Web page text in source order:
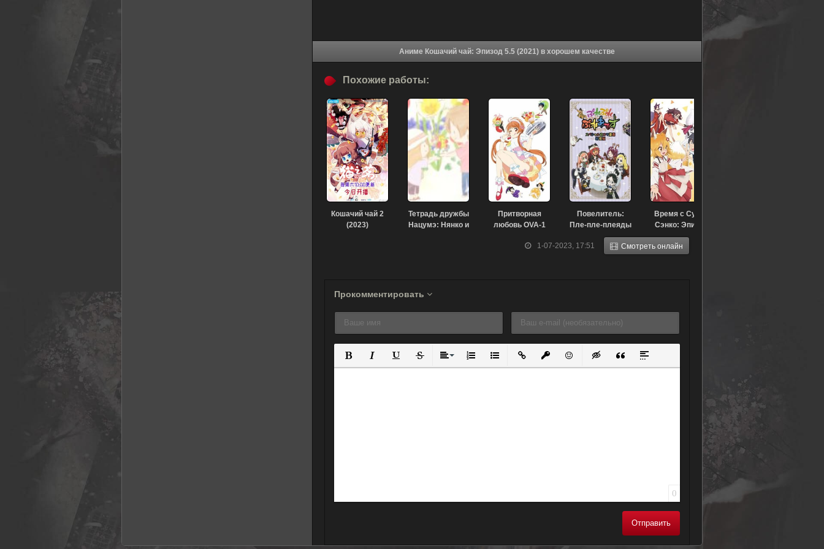
Аниме Кошачий чай: Эпизод 5.5 (2021) в хорошем качестве
1-07-2023, 17:51 Смотреть онлайн
Похожие работы:
Кошачий чай 2
(2023)
Тетрадь дружбы
Нацумэ: Нянко и
Притворная
любовь OVA-1
Повелитель:
Пле-пле-плеяды
— Театральная
версия (2017)
Время с Супер
Сэнко: Эпизод
12 (2019)
Прокомментировать
Полужирный
КурсивПодчеркнутый
ЗачеркнутыйВыравнивание
Нумерованный список
Маркированный список
Вставить ссылку
Вставить защищенную ссылку
Вставить смайлик
Вставка скрытого текста
Вставка цитаты
Вставка спойлера
0
Отправить